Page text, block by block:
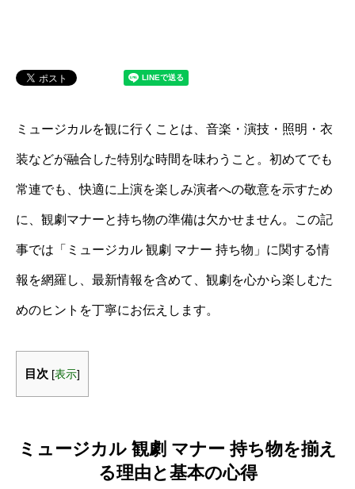
ミュージカルを観に行くことは、音楽・演技・照明・衣
装などが融合した特別な時間を味わうこと。初めてでも
常連でも、快適に上演を楽しみ演者への敬意を示すため
に、観劇マナーと持ち物の準備は欠かせません。この記
事では「ミュージカル 観劇 マナー 持ち物」に関する情
報を網羅し、最新情報を含めて、観劇を心から楽しむた
めのヒントを丁寧にお伝えします。
目次 [表示]
ミュージカル 観劇 マナー 持ち物を揃え
る理由と基本の心得